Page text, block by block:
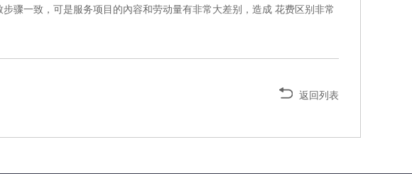
骤一致，可是服务项目的內容和劳动量有非常大差别，造成 花费区别非常
返回列表